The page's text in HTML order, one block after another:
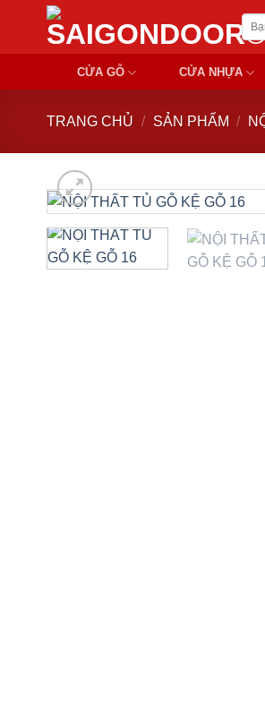
Chuyển
nội
Tìm
CỬA GỖ CỬA NHỰA
TRANG CHỦ / SẢN PHẨM /